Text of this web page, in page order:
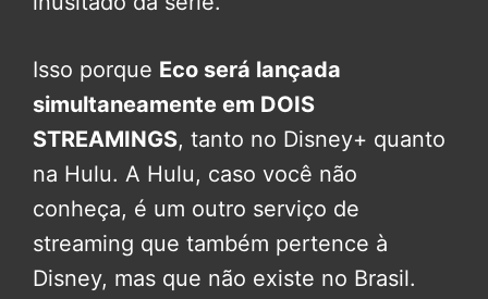
Isso porque Eco será lançada
simultaneamente em DOIS
STREAMINGS, tanto no Disney+ quanto
na Hulu. A Hulu, caso você não
conheça, é um outro serviço de
streaming que também pertence à
Disney, mas que não existe no Brasil.